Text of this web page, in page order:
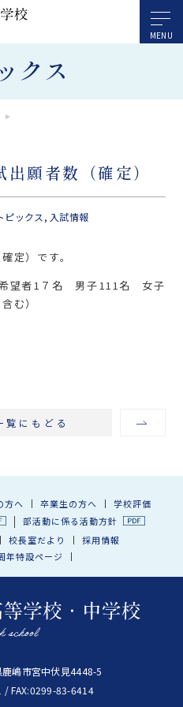
クス
願者数（確定）
ピックス 入試情報
定）です。
望者1７名 男子111名 女子
む）
覧にもどる
方へ 卒業生の方へ
学校評価
部活動に係る活動方針
校長室だより
採用情報
年特設ページ
嶋市宮中伏見4448-5
/ FAX:0299-83-6414